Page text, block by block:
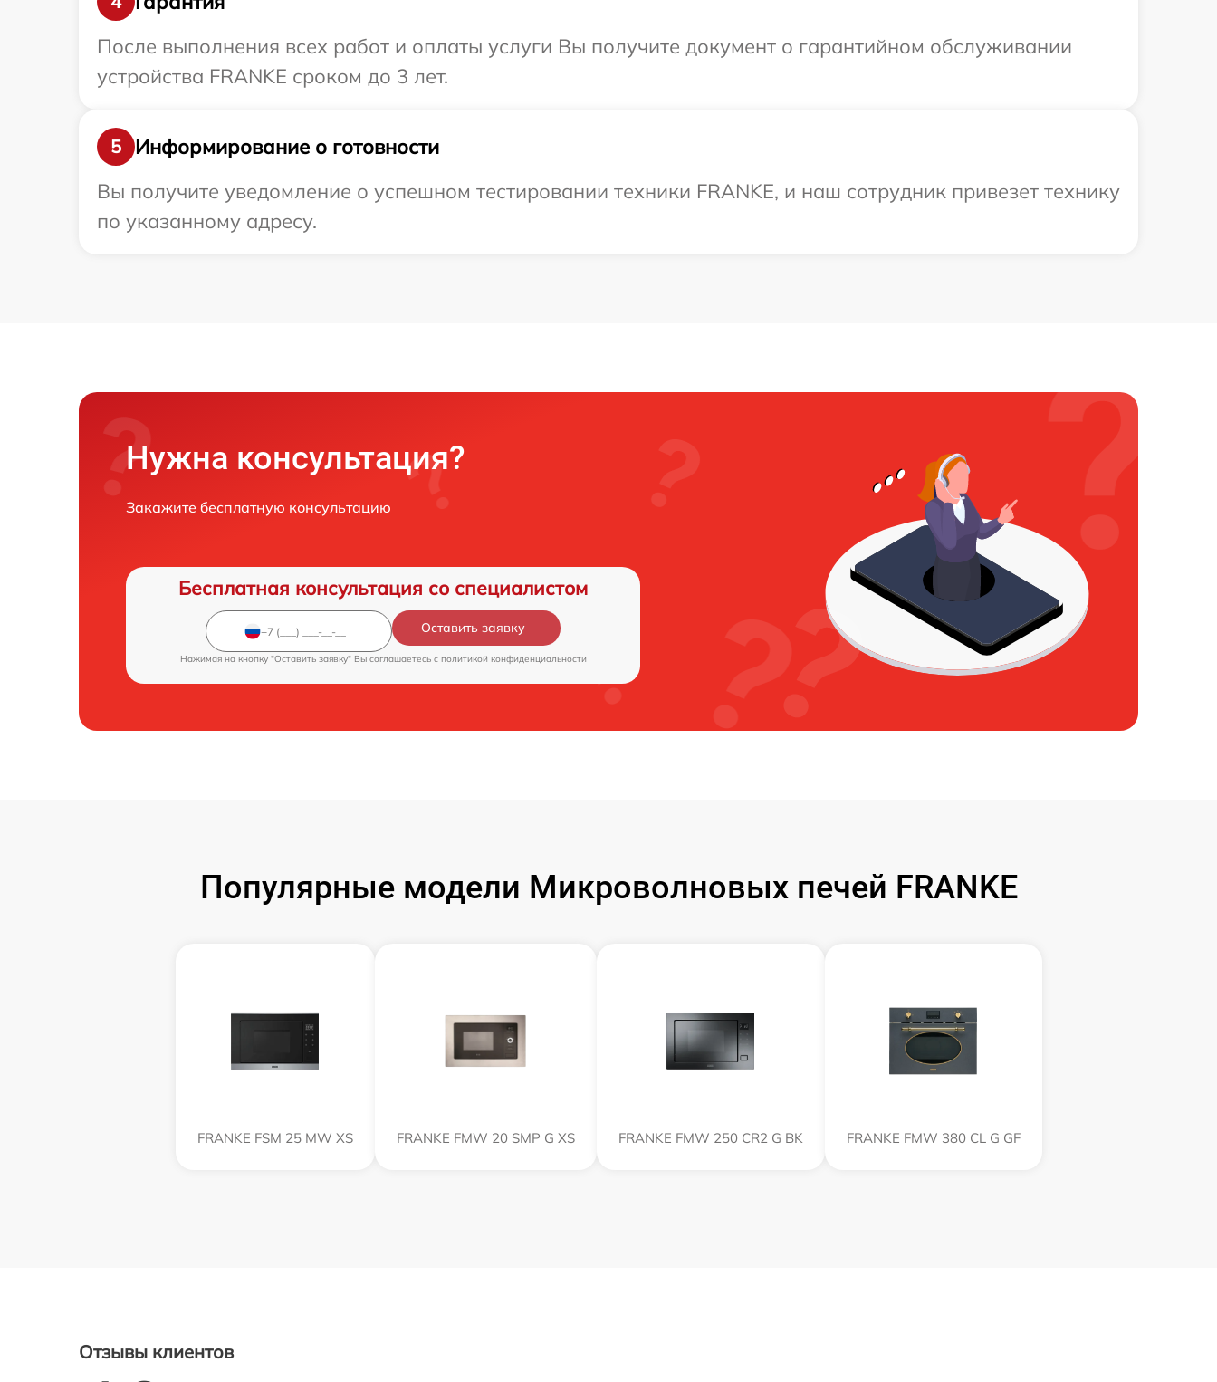
После выполнения всех работ и оплаты услуги Вы получите документ о гарантийном обслуживании
устройства FRANKE сроком до 3 лет.
5
Информирование о готовности
Вы получите уведомление о успешном тестировании техники FRANKE, и наш сотрудник привезет технику
по указанному адресу.
Нужна консультация?
Закажите бесплатную консультацию
Бесплатная консультация со специалистом
Оставить заявку
Нажимая на кнопку "Оставить заявку" Вы соглашаетесь c политикой конфиденциальности
Популярные модели Микроволновых печей FRANKE
FRANKE FSM 25 MW XS FRANKE FMW 20 SMP G XS FRANKE FMW 250 CR2 G BK FRANKE FMW 380 CL G GF
Отзывы клиентов